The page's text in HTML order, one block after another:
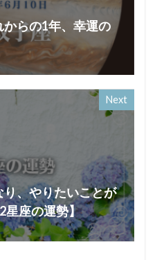
らの1年、幸運の
Next
、やりたいことが
星座の運勢】